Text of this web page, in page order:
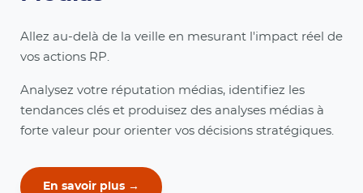
Allez au-delà de la veille en mesurant l'impact réel de
vos actions RP.
Analysez votre réputation médias, identifiez les
tendances clés et produisez des analyses médias à
forte valeur pour orienter vos décisions stratégiques.
En savoir plus →